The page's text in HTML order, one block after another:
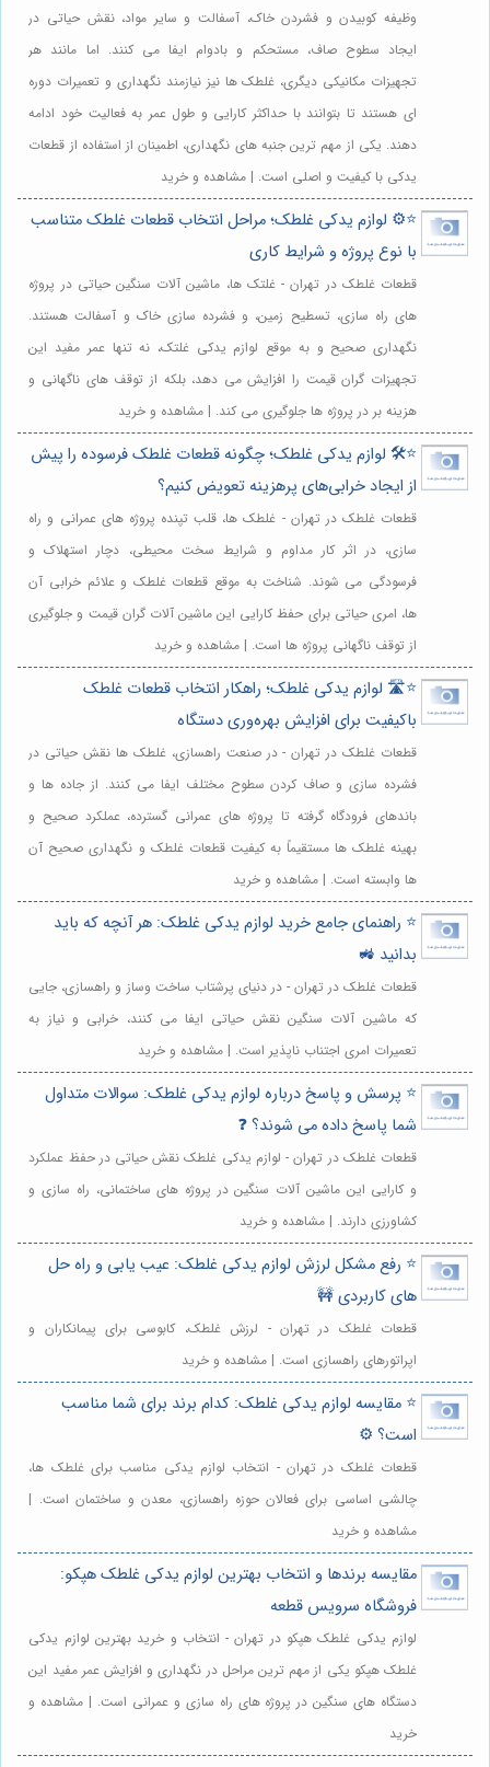
وظیفه کوبیدن و فشردن خاک، آسفالت و سایر مواد، نقش حیاتی در
ایجاد سطوح صاف، مستحکم و بادوام ایفا می کنند. اما مانند هر
تجهیزات مکانیکی دیگری، غلطک ها نیز نیازمند نگهداری و تعمیرات دوره
ای هستند تا بتوانند با حداکثر کارایی و طول عمر به فعالیت خود ادامه
دهند. یکی از مهم ترین جنبه های نگهداری، اطمینان از استفاده از قطعات
یدکی با کیفیت و اصلی است. | مشاهده و خرید
⭐️⚙️ لوازم یدکی غلطک؛ مراحل انتخاب قطعات غلطک متناسب
با نوع پروژه و شرایط کاری
قطعات غلطک در تهران - غلتک ها، ماشین آلات سنگین حیاتی در پروژه
های راه سازی، تسطیح زمین، و فشرده سازی خاک و آسفالت هستند.
نگهداری صحیح و به موقع لوازم یدکی غلتک، نه تنها عمر مفید این
تجهیزات گران قیمت را افزایش می دهد، بلکه از توقف های ناگهانی و
هزینه بر در پروژه ها جلوگیری می کند. | مشاهده و خرید
⭐️🛠️ لوازم یدکی غلطک؛ چگونه قطعات غلطک فرسوده را پیش
از ایجاد خرابی‌های پرهزینه تعویض کنیم؟
قطعات غلطک در تهران - غلطک ها، قلب تپنده پروژه های عمرانی و راه
سازی، در اثر کار مداوم و شرایط سخت محیطی، دچار استهلاک و
فرسودگی می شوند. شناخت به موقع قطعات غلطک و علائم خرابی آن
ها، امری حیاتی برای حفظ کارایی این ماشین آلات گران قیمت و جلوگیری
از توقف ناگهانی پروژه ها است. | مشاهده و خرید
⭐️🛣️ لوازم یدکی غلطک؛ راهکار انتخاب قطعات غلطک
باکیفیت برای افزایش بهره‌وری دستگاه
قطعات غلطک در تهران - در صنعت راهسازی، غلطک ها نقش حیاتی در
فشرده سازی و صاف کردن سطوح مختلف ایفا می کنند. از جاده ها و
باندهای فرودگاه گرفته تا پروژه های عمرانی گسترده، عملکرد صحیح و
بهینه غلطک ها مستقیماً به کیفیت قطعات غلطک و نگهداری صحیح آن
ها وابسته است. | مشاهده و خرید
⭐️ راهنمای جامع خرید لوازم یدکی غلطک: هر آنچه که باید
بدانید 🚜
قطعات غلطک در تهران - در دنیای پرشتاب ساخت وساز و راهسازی، جایی
که ماشین آلات سنگین نقش حیاتی ایفا می کنند، خرابی و نیاز به
تعمیرات امری اجتناب ناپذیر است. | مشاهده و خرید
⭐️ پرسش و پاسخ درباره لوازم یدکی غلطک: سوالات متداول
شما پاسخ داده می شوند؟ ❓
قطعات غلطک در تهران - لوازم یدکی غلطک نقش حیاتی در حفظ عملکرد
و کارایی این ماشین آلات سنگین در پروژه های ساختمانی، راه سازی و
کشاورزی دارند. | مشاهده و خرید
⭐️ رفع مشکل لرزش لوازم یدکی غلطک: عیب یابی و راه حل
های کاربردی 🚧
قطعات غلطک در تهران - لرزش غلطک، کابوسی برای پیمانکاران و
اپراتورهای راهسازی است. | مشاهده و خرید
⭐️ مقایسه لوازم یدکی غلطک: کدام برند برای شما مناسب
است؟ ⚙️
قطعات غلطک در تهران - انتخاب لوازم یدکی مناسب برای غلطک ها،
چالشی اساسی برای فعالان حوزه راهسازی، معدن و ساختمان است. |
مشاهده و خرید
مقایسه برندها و انتخاب بهترین لوازم یدکی غلطک هپکو:
فروشگاه سرویس قطعه
لوازم یدکی غلطک هپکو در تهران - انتخاب و خرید بهترین لوازم یدکی
غلطک هپکو یکی از مهم ترین مراحل در نگهداری و افزایش عمر مفید این
دستگاه های سنگین در پروژه های راه سازی و عمرانی است. | مشاهده و
خرید